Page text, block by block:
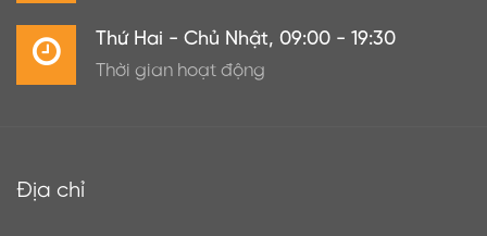
Thứ Hai - Chủ Nhật, 09:00 - 19:30
Thời gian hoạt động
Địa chỉ